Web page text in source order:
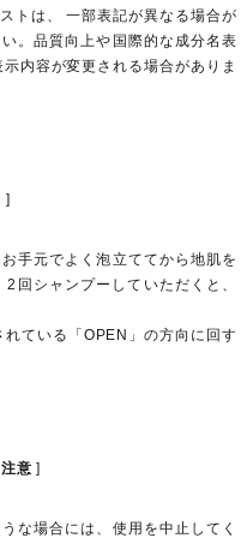
トは、 一部表記が異なる場合が
。品質向上や国際的な成分名表
内容が変更される場合がありま
手元でよく泡立ててから地肌を
回シャンプーしていただくと、
ている「OPEN」の方向に回す
意
な場合には、使用を中止してく